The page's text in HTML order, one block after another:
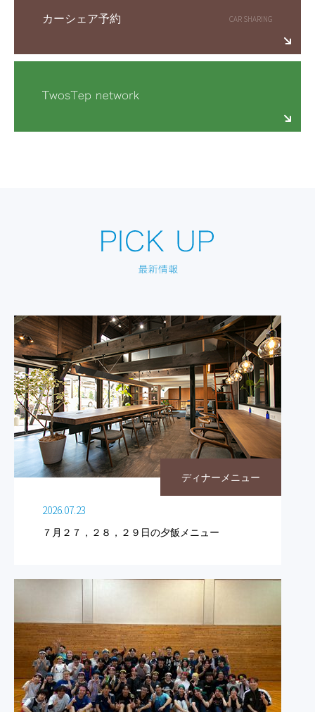
カーシェア予約
ディナーメニュー
2026.07.23
７月２７，２８，２９日の夕飯メニュー